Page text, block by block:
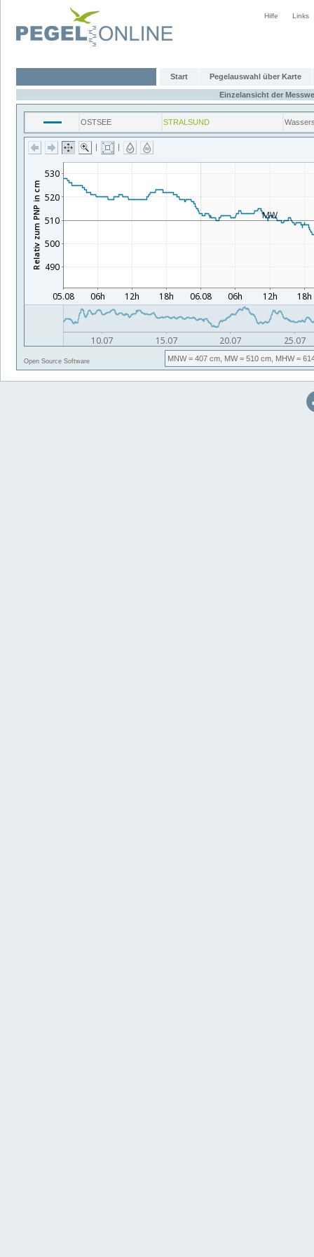
Hilfe Links
Start Pegelauswahl über Karte
Einzelansicht der
OSTSEE STRALSUND
| |
Open Source Software MNW= 407 cm, MW= 510 cm, MHW=